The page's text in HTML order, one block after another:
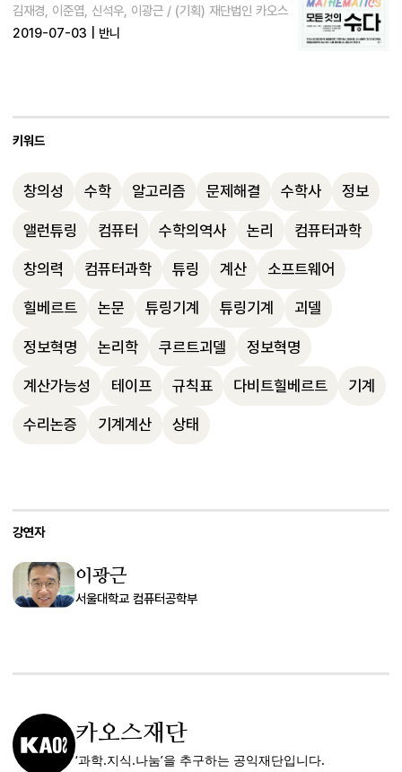
김재경, 이준엽, 신석우, 이광근 / (기획) 재단법인 카오스
2019-07-03
반니
키워드
창의성 수학 알고리즘 문제해결 수학사 정보
앨런튜링 컴퓨터 수학의역사 논리 컴퓨터과학
창의력 컴퓨터과학 튜링 계산 소프트웨어
힐베르트 논문 튜링기계 튜링기계 괴델
정보혁명 논리학 쿠르트괴델 정보혁명
계산가능성 테이프 규칙표 다비트힐베르트 기계
수리논증 기계계산 상태
강연자
이광근
서울대학교 컴퓨터공학부
카오스재단
‘과학.지식.나눔’을 추구하는 공익재단입니다.